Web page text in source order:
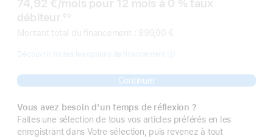
74,92 €/par
mois pour 12 mois à 0 % taux
débiteur.
de
page
◊◊
Montant total du financement : 899,00 €
Découvrir toutes les options de financement
Continuer
Vous avez besoin d’un temps de réflexion ?
Faites une sélection de tous vos articles préférés en les
enregistrant dans Votre sélection, puis revenez à tout